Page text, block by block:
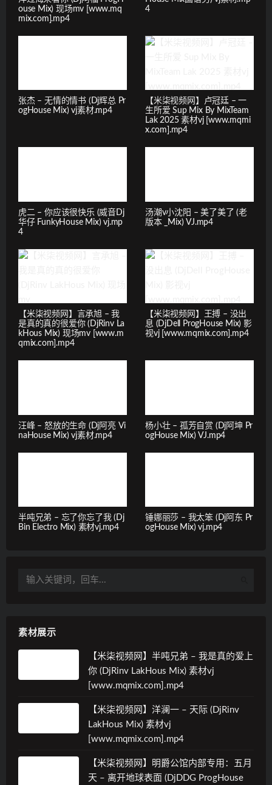
ouse Mix) 现场mv [www.mq
mix.com].mp4
4
张杰 – 无情的情书 (Dj辉总 Pr
ogHouse Mix) vj素材.mp4
【米柒视频网】卢冠廷 – 一
生所爱 Sup Mix By MixTeam
Lak 2025 素材vj [www.mqmi
x.com].mp4
虎二 – 你应该很快乐 (威音Dj
华仔 FunkyHouse Mix) vj.mp
4
汤潮v小沈阳 – 美了美了 (老
版本 _Mix) VJ.mp4
【米柒视频网】言承旭 – 我
是真的真的很爱你 (DjRinv La
kHous Mix) 现场mv [www.m
qmix.com].mp4
【米柒视频网】王搏 – 没出
息 (DjDell ProgHouse Mix) 影
视vj [www.mqmix.com].mp4
汪峰 – 怒放的生命 (Dj阿亮 Vi
naHouse Mix) vj素材.mp4
杨小壮 – 孤芳自赏 (Dj阿坤 Pr
ogHouse Mix) VJ.mp4
半吨兄弟 – 忘了你忘了我 (Dj
Bin Electro Mix) 素材vj.mp4
锤娜丽莎 – 我太笨 (Dj阿东 Pr
ogHouse Mix) vj.mp4
素材展示
【米柒视频网】半吨兄弟 – 我是真的爱上
你 (DjRinv LakHous Mix) 素材vj
[www.mqmix.com].mp4
【米柒视频网】洋澜一 – 天际 (DjRinv
LakHous Mix) 素材vj
[www.mqmix.com].mp4
【米柒视频网】明爵公馆内部专用：五月
天 – 离开地球表面 (DjDDG ProgHouse